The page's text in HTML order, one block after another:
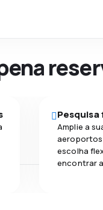
Amplie a
aeroportos
escolha
encontrar